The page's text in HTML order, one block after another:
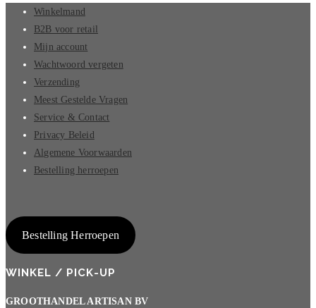
Winkelmand
B2B voor retail
Mijn account
Wachtwoord vergeten
Verzending
Meest Gestelde Vragen
Service & Contact
Privacy Beleid
Algemene Voorwaarden
Bestelling herroepen
Bestelling Herroepen
WINKEL / PICK-UP
GROOTHANDEL ARTISAN BV